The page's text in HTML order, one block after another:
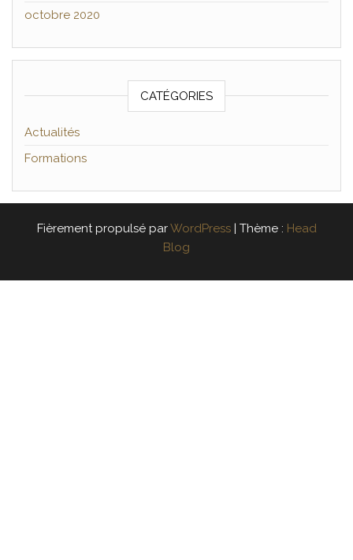
octobre 2020
CATÉGORIES
Actualités
Formations
Fièrement propulsé parWordPress | Thème : Head
Blog